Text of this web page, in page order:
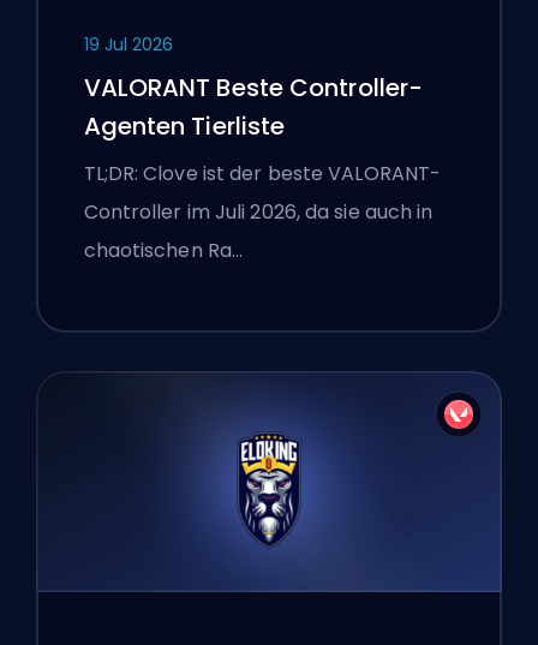
19 Jul 2026
VALORANT Beste Controller-
Agenten Tierliste
TL;DR: Clove ist der beste VALORANT-
Controller im Juli 2026, da sie auch in
chaotischen Ra…